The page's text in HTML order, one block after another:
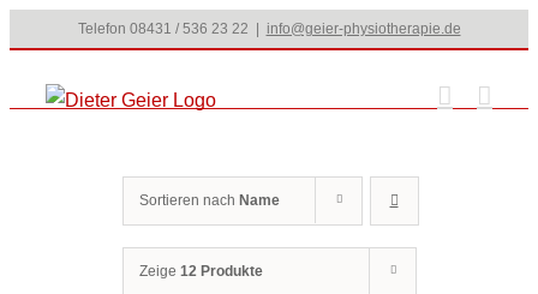
Inhalt
springen
Telefon 08431 / 536 23 22 info@geier-physiotherapie.de
Sortieren nach Name
Zeige 12 Produkte